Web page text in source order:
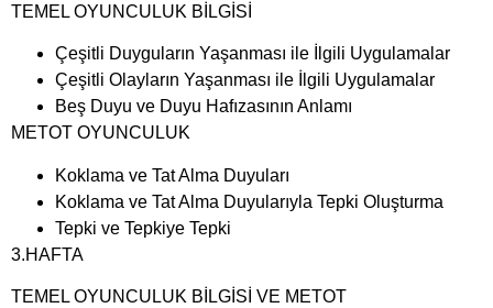
TEMEL OYUNCULUK BİLGİSİ
Çeşitli Duyguların Yaşanması ile İlgili Uygulamalar
Çeşitli Olayların Yaşanması ile İlgili Uygulamalar
Beş Duyu ve Duyu Hafızasının Anlamı
METOT OYUNCULUK
Koklama ve Tat Alma Duyuları
Koklama ve Tat Alma Duyularıyla Tepki Oluşturma
Tepki ve Tepkiye Tepki
3.HAFTA
TEMEL OYUNCULUK BİLGİSİ VE METOT